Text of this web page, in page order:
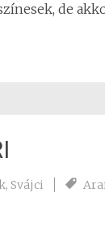
de
, Svájci